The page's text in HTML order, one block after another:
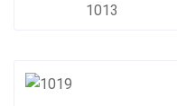
1013